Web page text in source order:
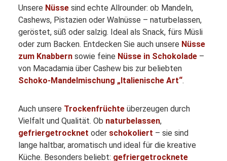
Unsere Nüsse sind echte Allrounder: ob Mandeln,
Cashews, Pistazien oder Walnüsse – naturbelassen,
geröstet, süß oder salzig. Ideal als Snack, fürs Müsli
oder zum Backen. Entdecken Sie auch unsere Nüsse
zum Knabbern sowie feine Nüsse in Schokolade –
von Macadamia über Cashew bis zur beliebten
Schoko-Mandelmischung „Italienische Art“.
Auch unsere Trockenfrüchte überzeugen durch
Vielfalt und Qualität. Ob naturbelassen,
gefriergetrocknet oder schokoliert – sie sind
lange haltbar, aromatisch und ideal für die kreative
Küche. Besonders beliebt: gefriergetrocknete